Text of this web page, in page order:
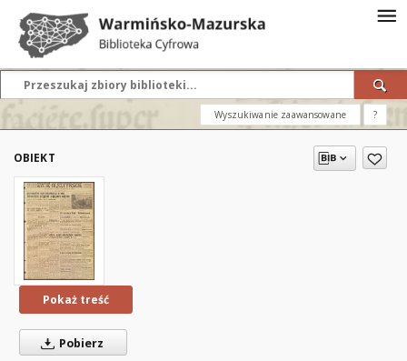
Wyszukiwanie zaawansowane ?
OBIEKT
Pokaż treść
Pobierz